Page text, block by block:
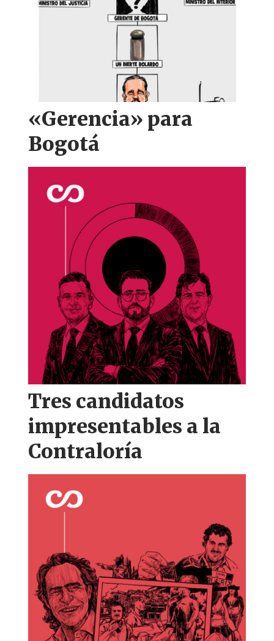
«Gerencia» para
Bogotá
Tres candidatos
impresentables a la
Contraloría